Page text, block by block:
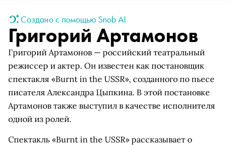
Создано с помощью Snob AI
Григорий Артамонов
Григорий Артамонов — российский театральный
режиссер и актер. Он известен как постановщик
спектакля «Burnt in the USSR», созданного по пьесе
писателя Александра Цыпкина. В этой постановке
Артамонов также выступил в качестве исполнителя
одной из ролей.
Спектакль «Burnt in the USSR» рассказывает о